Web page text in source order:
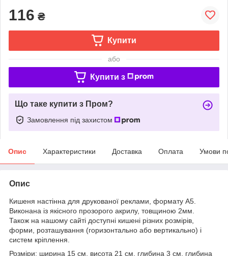
116 ₴
Купити
або
Купити з
Що таке купити з Пром?
Замовлення під захистом
Опис Характеристики Доставка Оплата Умови
Опис
Кишеня настінна для друкованої реклами, формату А5.
Виконана із якісного прозорого акрилу, товщиною 2мм.
Також на нашому сайті доступні кишені різних розмірів,
форми, розташування (горизонтально або вертикально) і
систем кріплення.
Розміри: ширина 15 см, висота 21 см, глибина 3 см, глибина